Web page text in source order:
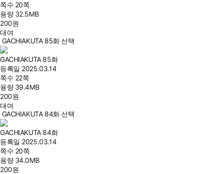
쪽수 20쪽
용량 32.5MB
200원
대여
GACHIAKUTA 85화 선택
GACHIAKUTA 85화
등록일 2025.03.14
쪽수 22쪽
용량 39.4MB
200원
대여
GACHIAKUTA 84화 선택
GACHIAKUTA 84화
등록일 2025.03.14
쪽수 20쪽
용량 34.0MB
200원